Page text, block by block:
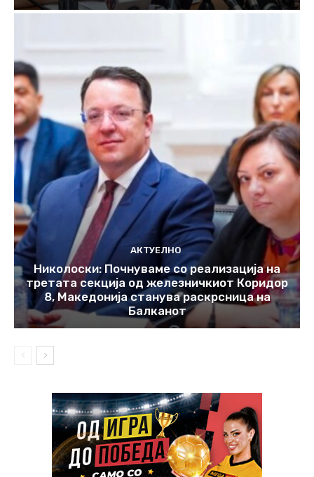
АКТУЕЛНО
Николоски: Почнуваме со реализација на
третата секција од железничкиот Коридор
8, Македонија станува раскрсница на
Балканот